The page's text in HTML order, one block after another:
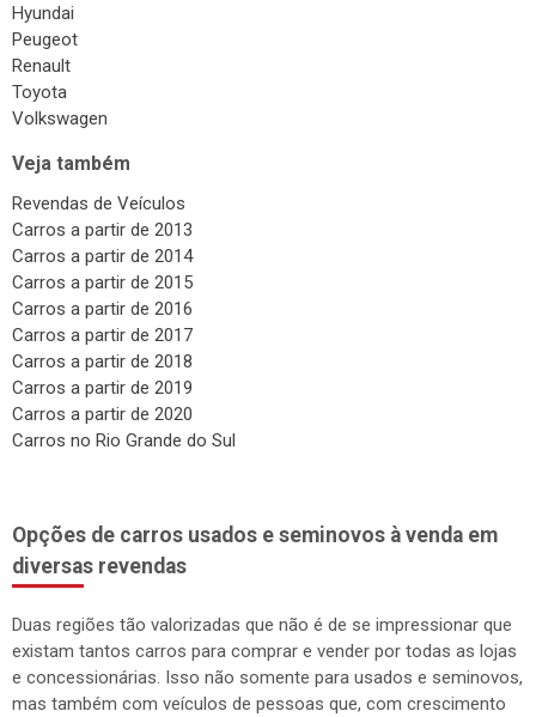
Hyundai
Peugeot
Renault
Toyota
Volkswagen
Veja também
Revendas de Veículos
Carros a partir de 2013
Carros a partir de 2014
Carros a partir de 2015
Carros a partir de 2016
Carros a partir de 2017
Carros a partir de 2018
Carros a partir de 2019
Carros a partir de 2020
Carros no Rio Grande do Sul
Opções de carros usados e seminovos à venda em
diversas revendas
Duas regiões tão valorizadas que não é de se impressionar que
existam tantos carros para comprar e vender por todas as lojas
e concessionárias. Isso não somente para usados e seminovos,
mas também com veículos de pessoas que, com crescimento